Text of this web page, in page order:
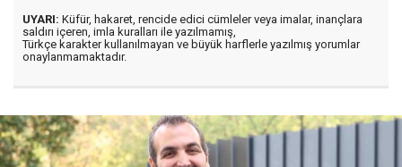
UYARI: Küfür, hakaret, rencide edici cümleler veya imalar, inançlara
saldırı içeren, imla kuralları ile yazılmamış,
Türkçe karakter kullanılmayan ve büyük harflerle yazılmış yorumlar
onaylanmamaktadır.